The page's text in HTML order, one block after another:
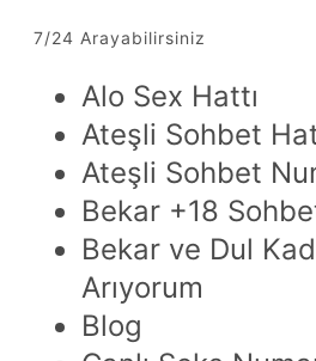
7/24 Arayabilirsiniz
Alo Sex Hattı
Ateşli Sohbet
Ateşli Sohbet
Bekar +18
Bekar ve Dul
Arıyorum
Blog